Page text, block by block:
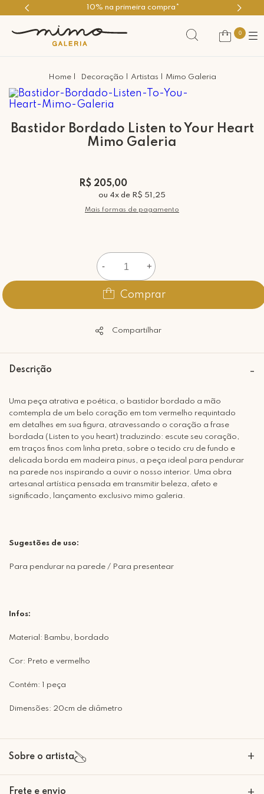
10% na primeira compra*
0
Decoração Artistas Mimo Galeria
Bastidor Bordado Listen to Your Heart
Mimo Galeria
R$ 205,00
ou 4x de R$ 51,25
Mais formas de pagamento
- +
Comprar
Compartilhar
Descrição
Uma peça atrativa e poética, o bastidor bordado a mão
comtempla de um belo coração em tom vermelho requintado
em detalhes em sua figura, atravessando o coração a frase
bordada (Listen to you heart) traduzindo: escute seu coração,
em traços finos com linha preta, sobre o tecido cru de fundo e
delicada borda em madeira pinus, a peça ideal para pendurar
na parede nos inspirando a ouvir o nosso interior. Uma obra
artesanal artística pensada em transmitir beleza, afeto e
significado, lançamento exclusivo mimo galeria.
Sugestões de uso:
Para pendurar na parede / Para presentear
Infos:
Material: Bambu, bordado
Cor: Preto e vermelho
Contém: 1 peça
Dimensões: 20cm de diâmetro
Sobre o artista +
A Mimo Galeria nasceu para transformar paredes em expressões de
Frete e envio